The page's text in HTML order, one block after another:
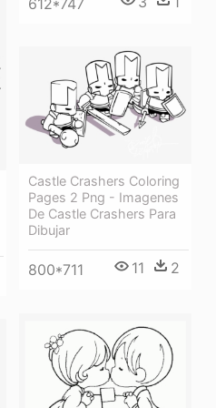
Castle Crashers Coloring
Pages 2 Png - Imagenes
De Castle Crashers Para
Dibujar
800*711 11 2